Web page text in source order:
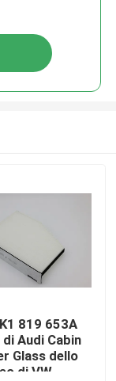
819 653A
Audi Cabin
Glass dello
di VW